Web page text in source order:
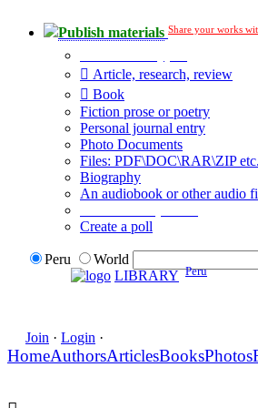
Publish materials Share your works
Article, research, review
Book
Fiction prose or poetry
Personal journal entry
Photo Documents
Files: PDF\DOC\RAR\ZIP etc.
Biography
An audiobook or other audio
Create a poll
Peru
World
LIBRARY Peru
Join · Login ·
HomeAuthorsArticlesBooksPhotos